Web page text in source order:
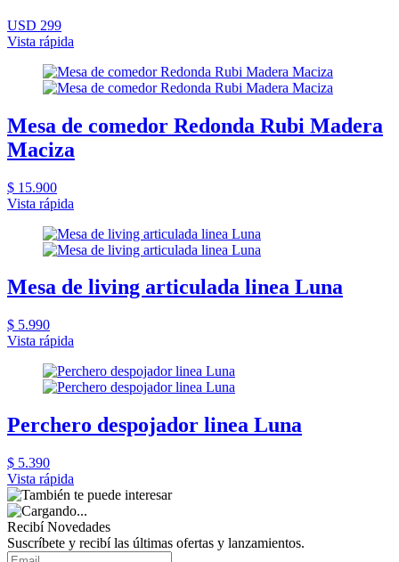
USD 299
Vista rápida
Mesa de comedor Redonda Rubi Madera
Maciza
$ 15.900
Vista rápida
Mesa de living articulada linea Luna
$ 5.990
Vista rápida
Perchero despojador linea Luna
$ 5.390
Vista rápida
Recibí Novedades
Suscríbete y recibí las últimas ofertas y lanzamientos.